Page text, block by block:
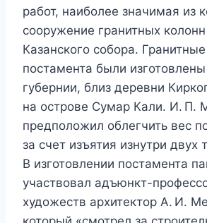
работ, наиболее значимая из
сооружение гранитных
Казанского собора.
постамента были
губернии, близ деревни
на острове Сумар Кали. И. П.
предположил облегчить вес
за счет изъятия изнутри двух
В изготовлении постамента
участвовал адъюнкт-
художеств архитектор А. И.